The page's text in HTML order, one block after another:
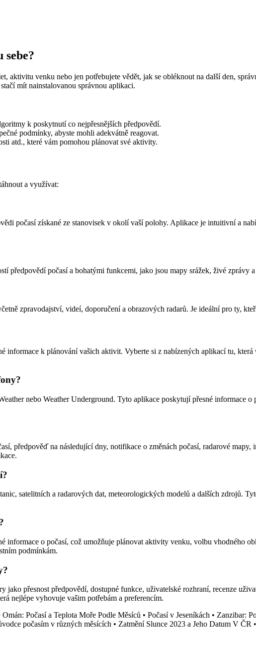
aktivitu venku nebo jen potřebujete vědět, jak se obléknout na další den,
mít nainstalovanou správnou aplikaci.
k poskytnutí co nejpřesnějších předpovědí.
podmínky, abyste mohli adekvátně reagovat.
atd., které vám pomohou plánovat své aktivity.
a využívat:
počasí získané ze stanovisek v okolí vaší polohy. Aplikace je intuitivní a
předpovědí počasí a bohatými funkcemi, jako jsou mapy srážek, živé zprávy
zpravodajství, videí, doporučení a obrazových radarů. Je ideální pro ty,
informace k plánování vašich aktivit. Vyberte si z nabízených aplikací tu,
nebo Weather Underground. Tyto aplikace poskytují přesné informace
předpověď na následující dny, notifikace o změnách počasí, radarové mapy,
satelitních a radarových dat, meteorologických modelů a dalších zdrojů.
informace o počasí, což umožňuje plánovat aktivity venku, volbu vhodného
podmínkám.
přesnost předpovědí, dostupné funkce, uživatelské rozhraní, recenze
nejlépe vyhovuje vašim potřebám a preferencím.
Omán: Počasí a Teplota Moře Podle Měsíců • Počasí v Jeseníkách • Zanzibar:
počasím v různých měsících • Zatmění Slunce 2023 a Jeho Datum V ČR •